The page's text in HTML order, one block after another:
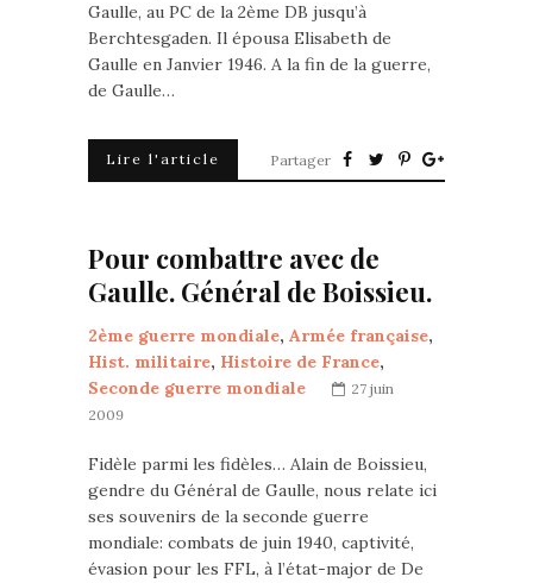
Gaulle, au PC de la 2ème DB jusqu’à
Berchtesgaden. Il épousa Elisabeth de
Gaulle en Janvier 1946. A la fin de la guerre,
de Gaulle…
Lire l'article Partager
Pour combattre avec de
Gaulle. Général de Boissieu.
2ème guerre mondiale, Armée française,
Hist. militaire, Histoire de France,
Seconde guerre mondiale
27 juin
2009
Fidèle parmi les fidèles… Alain de Boissieu,
gendre du Général de Gaulle, nous relate ici
ses souvenirs de la seconde guerre
mondiale: combats de juin 1940, captivité,
évasion pour les FFL, à l’état-major de De